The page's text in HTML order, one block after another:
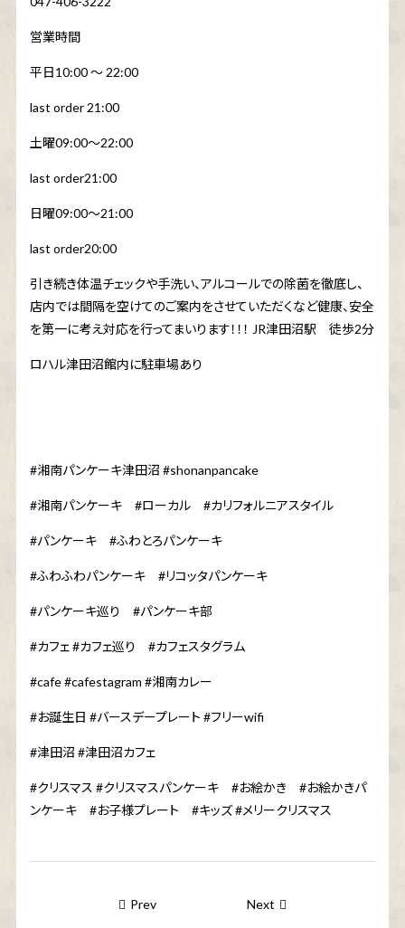
営業時間
平日10:00〜22:00
last order 21:00
土曜09:00〜22:00
last order21:00
日曜09:00〜21:00
last order20:00
引き続き体温チェックや手洗い、アルコールでの除菌を徹底し、
店内では間隔を空けてのご案内をさせていただくなど健康、安全
を第一に考え対応を行ってまいります！！！ JR津田沼駅 徒歩2分
ロハル津田沼館内に駐車場あり
#湘南パンケーキ津田沼 #shonanpancake
#湘南パンケーキ #ローカル #カリフォルニアスタイル
#パンケーキ #ふわとろパンケーキ
#ふわふわパンケーキ #リコッタパンケーキ
#パンケーキ巡り #パンケーキ部
#カフェ #カフェ巡り #カフェスタグラム
#cafe #cafestagram #湘南カレー
#お誕生日 #バースデープレート #フリーwifi
#津田沼 #津田沼カフェ
#クリスマス #クリスマスパンケーキ #お絵かき #お絵かきパ
ンケーキ #お子様プレート #キッズ#メリークリスマス
Prev Next